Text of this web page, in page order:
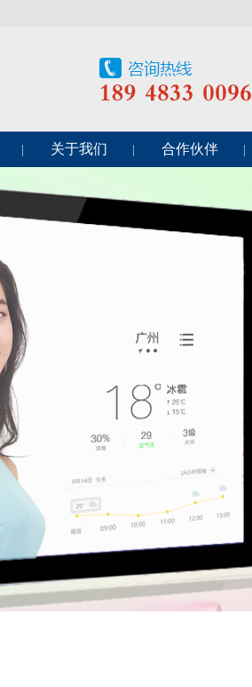
关于我们 合作伙伴